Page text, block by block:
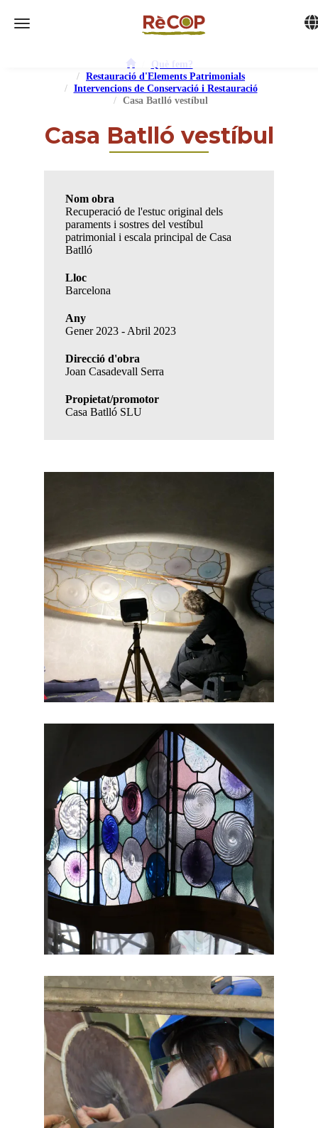
Toggle navigation
Què fem?
Restauració d'Elements Patrimonials
Intervencions de Conservació i Restauració
Casa Batlló vestíbul
Casa Batlló vestíbul
Nom obra
Recuperació de l'estuc original dels
paraments i sostres del vestíbul
patrimonial i escala principal de Casa
Batlló
Lloc
Barcelona
Any
Gener 2023 - Abril 2023
Direcció d'obra
Joan Casadevall Serra
Propietat/promotor
Casa Batlló SLU